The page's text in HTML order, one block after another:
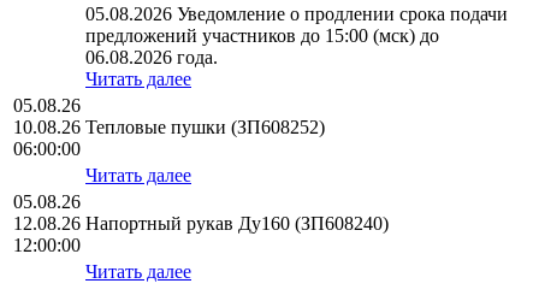
05.08.2026 Уведомление о продлении срока подачи
предложений участников до 15:00 (мск) до
06.08.2026 года.
Читать далее
05.08.26
10.08.26
06:00:00
Тепловые пушки (ЗП608252)
Читать далее
05.08.26
12.08.26
12:00:00
Напортный рукав Ду160 (ЗП608240)
Читать далее